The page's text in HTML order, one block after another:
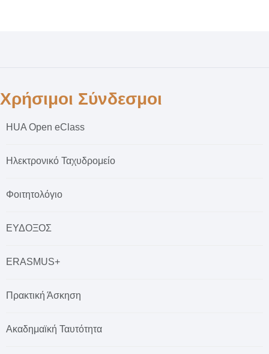
Χρήσιμοι Σύνδεσμοι
HUA Open eClass
Ηλεκτρονικό Ταχυδρομείο
Φοιτητολόγιο
ΕΥΔΟΞΟΣ
ERASMUS+
Πρακτική Άσκηση
Ακαδημαϊκή Ταυτότητα